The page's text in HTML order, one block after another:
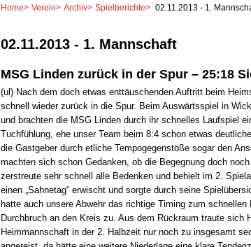
Home> Verein> Archiv> Spielberichte> 02.11.2013 - 1.
02.11.2013 - 1. Mannschaft
MSG Linden zurück in der Spur – 25:18
(ul) Nach dem doch etwas enttäuschenden Auftritt beim
schnell wieder zurück in die Spur. Beim Auswärtsspiel in
und brachten die MSG Linden durch ihr schnelles Laufspiel
Tuchfühlung, ehe unser Team beim 8:4 schon etwas
die Gastgeber durch etliche Tempogegenstöße sogar den
machten sich schon Gedanken, ob die Begegnung doch
zerstreute sehr schnell alle Bedenken und behielt im 2.
einen „Sahnetag“ erwischt und sorgte durch seine
hatte auch unsere Abwehr das richtige Timing zum
Durchbruch an den Kreis zu. Aus dem Rückraum traute
Heimmannschaft in der 2. Halbzeit nur noch zu insgesamt